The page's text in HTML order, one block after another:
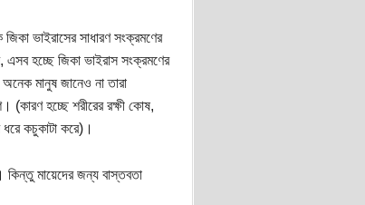
ভাইরাসের সাধারণ সংক্রমণের
হচ্ছে জিকা ভাইরাস সংক্রমণের
মানুষ জানেও না তারা
(কারণ হচ্ছে শরীরের রক্ষী কোষ,
কচুকাটা করে)।
কিন্তু মায়েদের জন্য বাস্তবতা